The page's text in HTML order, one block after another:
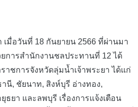
อวันที่ 18 กันยายน 2566 ที่ผ่านมา
การสำนักงานชลประทานที่ 12 ได้
าชการจังหวัดลุ่มน้ำเจ้าพระยา ได้แก่
นี, ชัยนาท, สิงห์บุรี อ่างทอง,
ยา และลพบุรี เรื่องการแจ้งเตือน